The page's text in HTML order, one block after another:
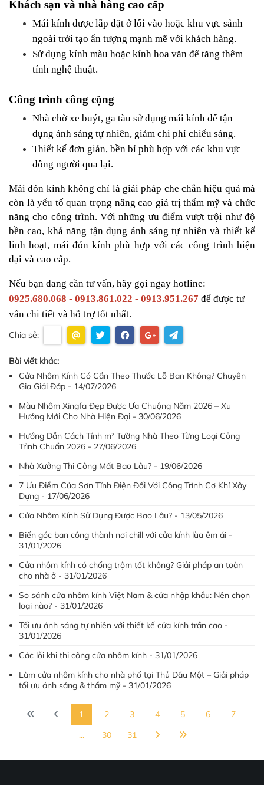
Khách sạn và nhà hàng cao cấp
Mái kính được lắp đặt ở lối vào hoặc khu vực sảnh
ngoài trời tạo ấn tượng mạnh mẽ với khách hàng.
Sử dụng kính màu hoặc kính hoa văn để tăng thêm
tính nghệ thuật.
Công trình công cộng
Nhà chờ xe buýt, ga tàu sử dụng mái kính để tận
dụng ánh sáng tự nhiên, giảm chi phí chiếu sáng.
Thiết kế đơn giản, bền bỉ phù hợp với các khu vực
đông người qua lại.
Mái đón kính không chỉ là giải pháp che chắn hiệu quả mà
còn là yếu tố quan trọng nâng cao giá trị thẩm mỹ và chức
năng cho công trình. Với những ưu điểm vượt trội như độ
bền cao, khả năng tận dụng ánh sáng tự nhiên và thiết kế
linh hoạt, mái đón kính phù hợp với các công trình hiện
đại và cao cấp.
0925.680.068 - 0913.861.022 - 0913.951.267 để được tư
vấn chi tiết và hỗ trợ tốt nhất.
Chia sẻ:
Bài viết khác:
Cửa Nhôm Kính Có Cần Theo Thước Lỗ Ban Không? Chuyên
Gia Giải Đáp - 14/07/2026
Màu Nhôm Xingfa Đẹp Được Ưa Chuộng Năm 2026 – Xu
Hướng Mới Cho Nhà Hiện Đại - 30/06/2026
Hướng Dẫn Cách Tính m² Tường Nhà Theo Từng Loại Công
Trình Chuẩn 2026 - 27/06/2026
Nhà Xưởng Thi Công Mất Bao Lâu? - 19/06/2026
7 Ưu Điểm Của Sơn Tĩnh Điện Đối Với Công Trình Cơ Khí Xây
Dựng - 17/06/2026
Cửa Nhôm Kính Sử Dụng Được Bao Lâu? - 13/05/2026
Biến góc ban công thành nơi chill với cửa kính lùa êm ái -
31/01/2026
Cửa nhôm kính có chống trộm tốt không? Giải pháp an toàn
cho nhà ở - 31/01/2026
So sánh cửa nhôm kính Việt Nam & cửa nhập khẩu: Nên chọn
loại nào? - 31/01/2026
Tối ưu ánh sáng tự nhiên với thiết kế cửa kính trần cao -
31/01/2026
Các lỗi khi thi công cửa nhôm kính - 31/01/2026
Làm cửa nhôm kính cho nhà phố tại Thủ Dầu Một – Giải pháp
tối ưu ánh sáng & thẩm mỹ - 31/01/2026
1 2 3 4 5 6
7
...
30 31